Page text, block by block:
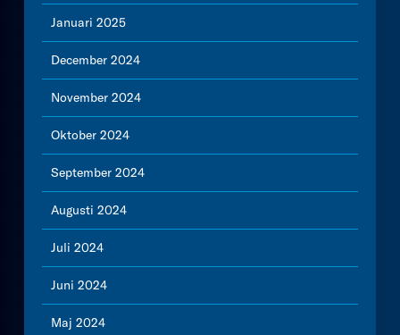
Januari 2025
December 2024
November 2024
Oktober 2024
September 2024
Augusti 2024
Juli 2024
Juni 2024
Maj 2024